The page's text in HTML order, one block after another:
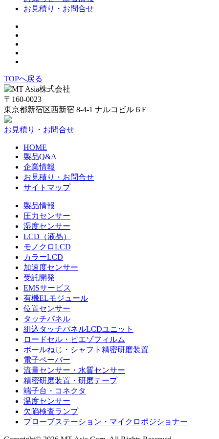
お見積り・お問合せ
TOPへ戻る
〒160-0023
東京都新宿区西新宿 8-4-1 ナルコビル６F
お見積り・お問合せ
HOME
製品Q&A
企業情報
お見積り・お問合せ
サイトマップ
製品情報
圧力センサー
湿度センサー
LCD（液晶）
モノクロLCD
カラーLCD
加速度センサー
受託開発
EMSサービス
有機ELモジュール
位置センサー
タッチパネル
組込タッチパネルLCDユニット
ロードセル・ピエゾフィルム
ボールねじ・シャフト精密研磨装置
電子ペーパー
流量センサー・水質センサー
精密研磨装置・研磨テープ
端子台・コネクタ
温度センサー
欠陥検査ランプ
プローブステーション・マイクロポジショナー